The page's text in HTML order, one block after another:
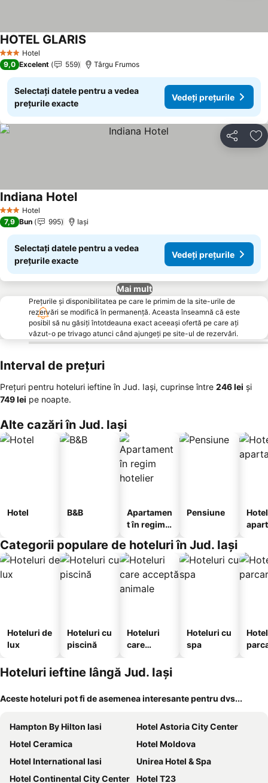
3 SteleHotel
HOTEL GLARIS
9,0 Excelent 559 Târgu Frumos
Selectați datele pentru a vedea
prețurile exacte
Vedeți prețurile
Distribuiți
3 SteleHotel
Indiana HotelVedeți prețurile
7,9 Bun 995 Iaşi
Selectați datele pentru a vedea
prețurile exacte
Vedeți prețurile
Mai mult
Prețurile și disponibilitatea pe care le primim de la site-urile de
rezervări se modifică în permanență. Aceasta înseamnă că este
posibil să nu găsiți întotdeauna exact aceeași ofertă pe care ați
văzut-o pe trivago atunci când ajungeți pe site-ul de rezervări.
Interval de prețuri
Prețuri pentru hoteluri ieftine în Jud. Iași, cuprinse între ‎246 lei și
‎749 lei pe noapte.
Alte cazări în Jud. Iași
Hotel B&B
Apartamen
t în regim
Pensiune
Categorii populare de hoteluri în Jud. Iași
Hoteluri de
lux
Hoteluri cu
piscină
Hoteluri
care
animale
Hoteluri cu
spa
Hoteluri ieftine lângă Jud. Iași
Aceste hoteluri pot fi de asemenea interesante pentru dvs...
Hampton By Hilton Iasi
Hotel Astoria City Center
Hotel Ceramica
Hotel Moldova
Hotel International Iasi
Unirea Hotel & Spa
Hotel Continental City Center
Hotel T23